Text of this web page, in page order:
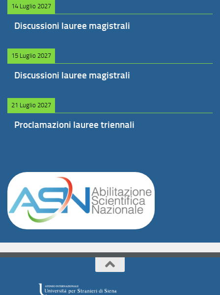
14 Luglio 2027
Discussioni lauree magistrali
15 Luglio 2027
Discussioni lauree magistrali
21 Luglio 2027
Proclamazioni lauree triennali